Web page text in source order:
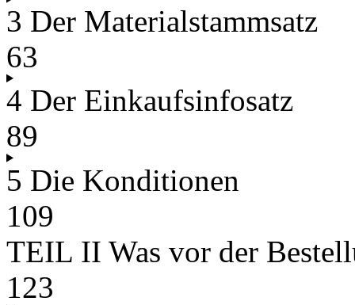
3 Der Materialstammsatz
63
4 Der Einkaufsinfosatz
89
5 Die Konditionen
109
TEIL II Was vor der
123